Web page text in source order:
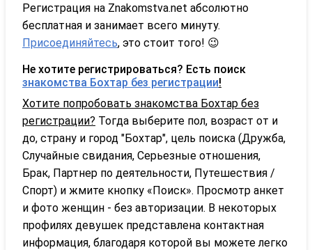
Регистрация на Znakomstva.net абсолютно
бесплатная и занимает всего минуту.
Присоединяйтесь, это стоит того! 😉
Не хотите регистрироваться? Есть поиск
знакомства Бохтар без регистрации!
Хотите попробовать знакомства Бохтар без
регистрации? Тогда выберите пол, возраст от и
до, страну и город "Бохтар", цель поиска (Дружба,
Случайные свидания, Серьезные отношения,
Брак, Партнер по деятельности, Путешествия /
Спорт) и жмите кнопку «Поиск». Просмотр анкет
и фото женщин - без авторизации. В некоторых
профилях девушек представлена контактная
информация, благодаря которой вы можете легко